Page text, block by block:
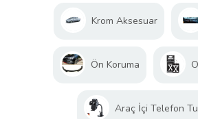
Krom Aksesuar
Ön Koruma
Araç İçi Telefon